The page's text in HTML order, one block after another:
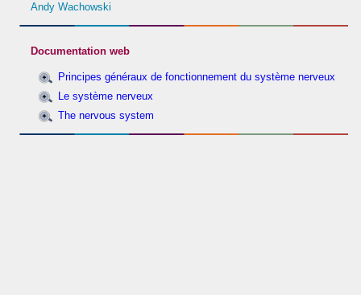
Andy Wachowski
Documentation web
Principes généraux de fonctionnement du système nerveux
Le système nerveux
The nervous system